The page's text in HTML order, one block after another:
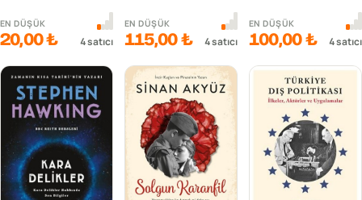
EN DÜŞÜK
20,00 ₺ 4satıcı
EN DÜŞÜK
115,00 ₺ 4satıcı
EN DÜŞÜK
100,00 ₺ 4satıcı